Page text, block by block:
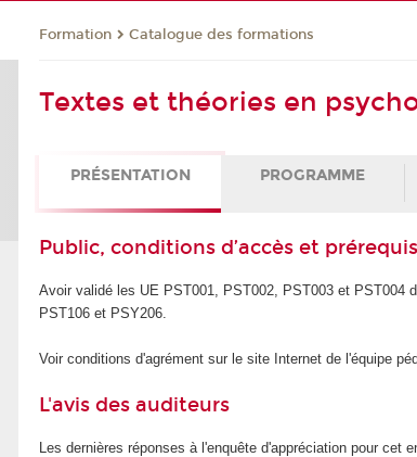
Formation Catalogue des formations
Textes et théories en
PRÉSENTATION PROGRAMME
Public, conditions d’accès et prérequis
Avoir validé les UE PST001, PST002, PST003 et PST004
PST106 et PSY206.
Voir conditions d'agrément sur le site Internet de l'équipe
L'avis des auditeurs
Les dernières réponses à l'enquête d'appréciation pour cet